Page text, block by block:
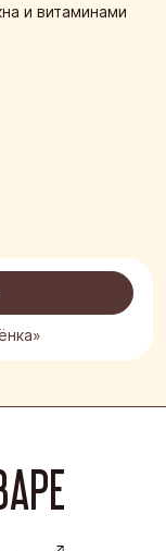
и витаминами